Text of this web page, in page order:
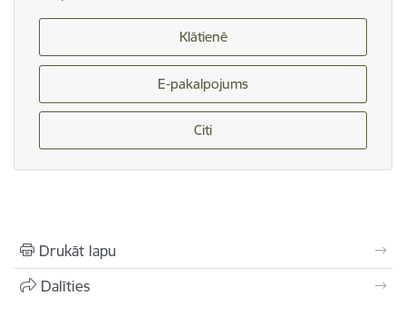
Klātienē
E-pakalpojums
Citi
Drukāt lapu
Dalīties